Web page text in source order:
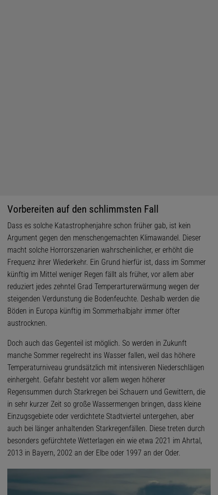
Vorbereiten auf den schlimmsten Fall
Dass es solche Katastrophenjahre schon früher gab, ist kein
Argument gegen den menschengemachten Klimawandel. Dieser
macht solche Horrorszenarien wahrscheinlicher, er erhöht die
Frequenz ihrer Wiederkehr. Ein Grund hierfür ist, dass im Sommer
künftig im Mittel weniger Regen fällt als früher, vor allem aber
reduziert jedes zehntel Grad Temperarturerwärmung wegen der
steigenden Verdunstung die Bodenfeuchte. Deshalb werden die
Böden in Europa künftig im Sommerhalbjahr immer öfter
austrocknen.
Doch auch das Gegenteil ist möglich. So werden in Zukunft
manche Sommer regelrecht ins Wasser fallen, weil das höhere
Temperaturniveau grundsätzlich mit intensiveren Niederschlägen
einhergeht. Gefahr besteht vor allem wegen höherer
Regensummen durch Starkregen bei Schauern und Gewittern, die
in sehr kurzer Zeit so große Wassermengen bringen, dass kleine
Einzugsgebiete oder verdichtete Stadtviertel untergehen, aber
auch bei länger anhaltenden Starkregenfällen. Diese treten durch
besonders gefürchtete Wetterlagen ein wie etwa 2021 im Ahrtal,
2013 in Bayern, 2002 an der Elbe oder 1997 an der Oder.